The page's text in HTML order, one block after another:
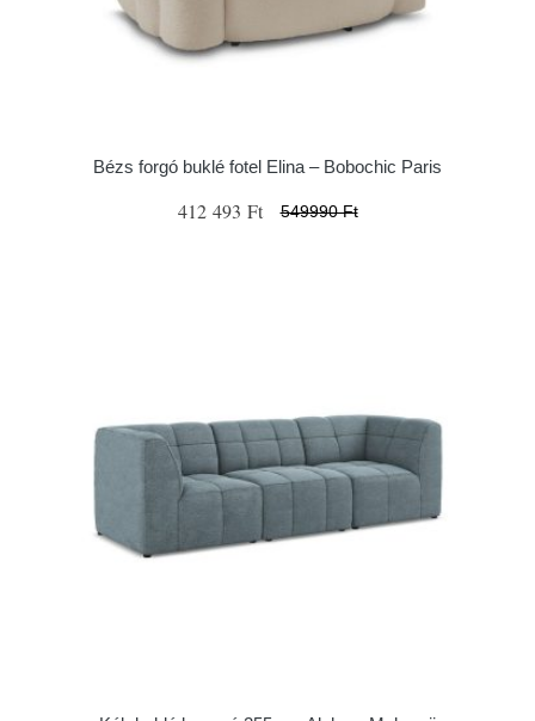
Bézs forgó buklé fotel Elina – Bobochic Paris
412 493 Ft 549990 Ft